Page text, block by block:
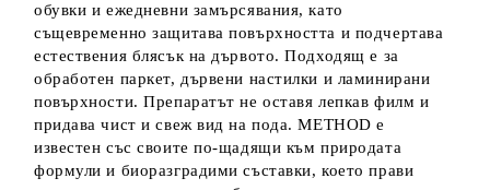
обувки и ежедневни замърсявания, като
същевременно защитава повърхността и подчертава
естествения блясък на дървото. Подходящ е за
обработен паркет, дървени настилки и ламинирани
повърхности. Препаратът не оставя лепкав филм и
придава чист и свеж вид на пода. METHOD е
известен със своите по-щадящи към природата
формули и биоразградими съставки, което прави